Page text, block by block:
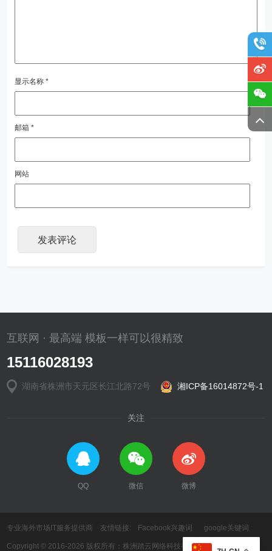
显示名称 *
邮箱 *
网站
互联网 · 最高端 模板一样可以很精致
15116028193
湖南省株洲市天元区长江北路72号 湘ICP备16014872号-1
关注
QQ 微信 微博
专业海外市场IT服务提供商 友情链接: Facebook兴趣词 google关键词
Copyright © 2016-2026 版权所有：株洲踏云网络科技有限公司